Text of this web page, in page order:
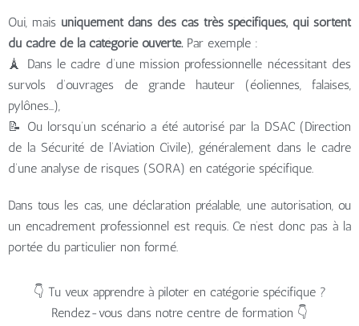
Oui, mais uniquement dans des cas très spécifiques, qui sortent
du cadre de la catégorie ouverte.Par exemple :
🗼 Dans le cadre d’une mission professionnelle nécessitant des
survols d’ouvrages de grande hauteur (éoliennes, falaises,
pylônes…),
📝 Ou lorsqu’un scénario a été autorisé par la DSAC (Direction
de la Sécurité de l’Aviation Civile), généralement dans le cadre
d’une analyse de risques (SORA) en catégorie spécifique.
Dans tous les cas, une déclaration préalable, une autorisation, ou
un encadrement professionnel est requis. Ce n’est donc pas à la
portée du particulier non formé.
👇 Tu veux apprendre à piloter en catégorie spécifique ?
Rendez-vous dans notre centre de formation 👇